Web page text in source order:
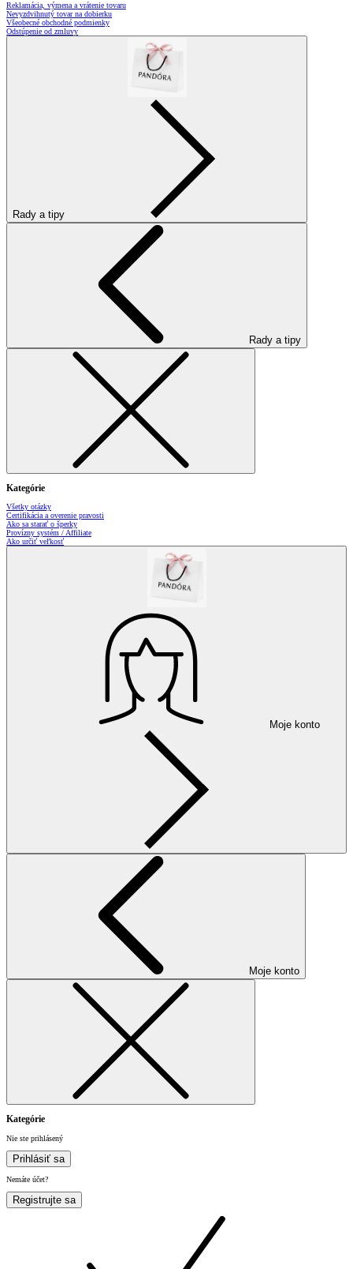
Reklamácia, výmena a vrátenie tovaru
Nevyzdvihnutý tovar na dobierku
Všeobecné obchodné podmienky
Odstúpenie od zmluvy
Rady a tipy
Rady a tipy
Kategórie
Všetky otázky
Certifikácia a overenie pravosti
Ako sa starať o šperky
Provízny systém / Affiliate
Ako určiť veľkosť
Moje konto
Moje konto
Kategórie
Nie ste prihlásený
Prihlásiť sa
Nemáte účet?
Registrujte sa